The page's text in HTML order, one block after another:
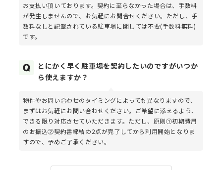
お支払い頂いております。契約に至らなかった場合は、手数料
が発生しませんので、お気軽にお問合せください。ただし、手
数料なしと記載されている駐車場に関しては不要(手数料無料)
です。
とにかく早く駐車場を契約したいのですがいつか
ら使えますか？
物件やお問い合わせのタイミングによっても異なりますので、
まずはお気軽にお問い合わせください。ご希望に添えるよう、
できる限り対応させていただきます。ただし、原則①初期費用
のお振込②契約書締結の2点が完了してから利用開始となりま
すので、予めご了承ください。